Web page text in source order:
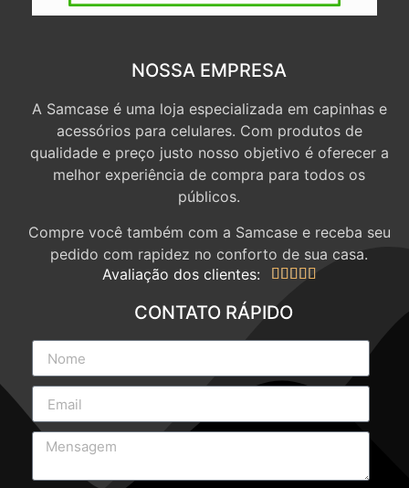
NOSSA EMPRESA
A Samcase é uma loja especializada em capinhas e
acessórios para celulares. Com produtos de
qualidade e preço justo nosso objetivo é oferecer a
melhor experiência de compra para todos os
públicos.
Compre você também com a Samcase e receba seu
pedido com rapidez no conforto de sua casa.
Avaliação dos clientes:
    
CONTATO RÁPIDO